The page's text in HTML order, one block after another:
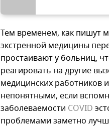
Тем временем, как пишут
экстренной медицины
простаивают у больниц,
реагировать на другие
медицинских работников
непонятными, если
заболеваемости COVID
проблемами заметно